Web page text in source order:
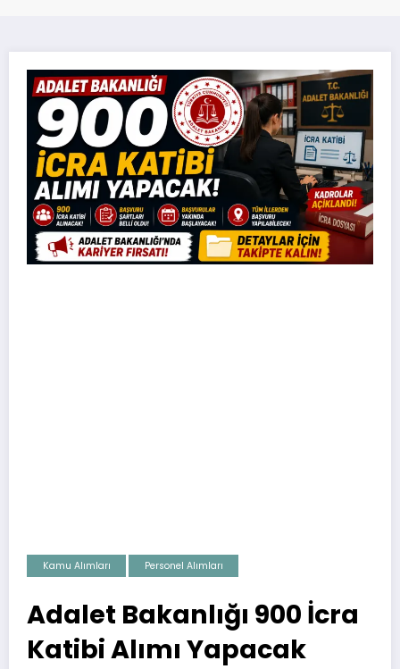
Kamu Alımları Personel Alımları
Adalet Bakanlığı 900 İcra
Katibi Alımı Yapacak